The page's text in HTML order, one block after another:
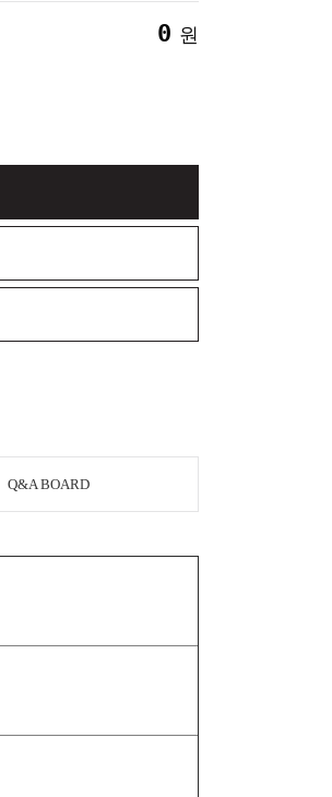
0 원
Q&A BOARD